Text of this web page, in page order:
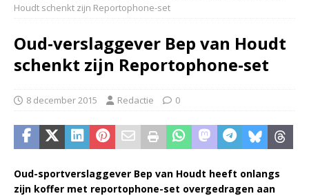
Houdt schenkt zijn Reportophone-set
Oud-verslaggever Bep van Houdt
schenkt zijn Reportophone-set
8 december 2015 Redactie 0
Oud-sportverslaggever Bep van Houdt heeft onlangs
zijn koffer met reportophone-set overgedragen aan